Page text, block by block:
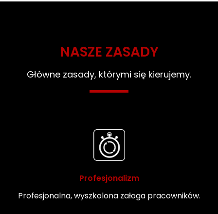
NASZE ZASADY
Główne zasady, którymi się kierujemy.
Profesjonalizm
Profesjonalna, wyszkolona załoga pracowników.